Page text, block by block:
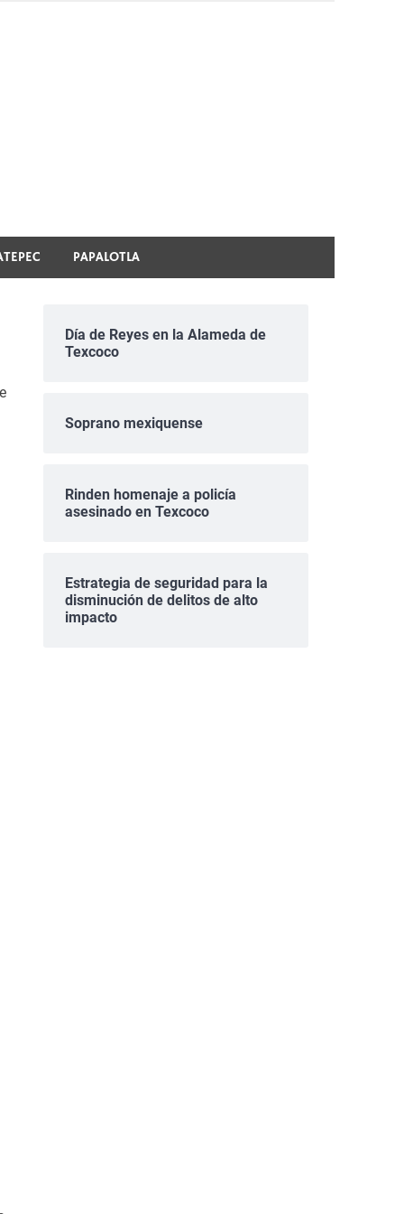
PAPALOTLA
Día de Reyes en la Alameda de
Texcoco
Soprano mexiquense
Rinden homenaje a policía
asesinado en Texcoco
Estrategia de seguridad para la
disminución de delitos de alto
impacto